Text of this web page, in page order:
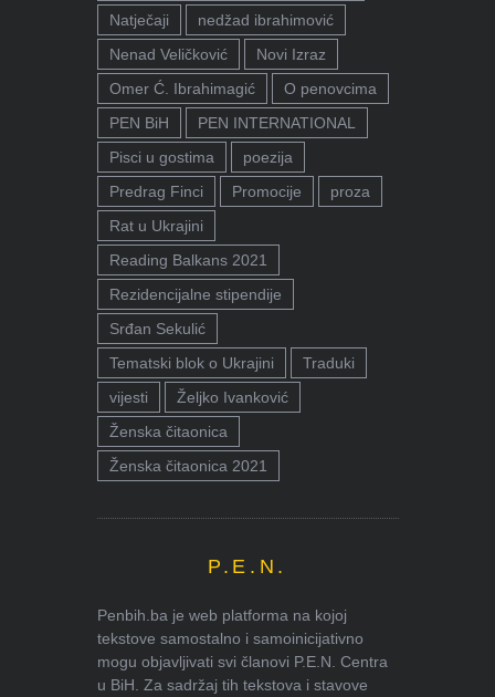
Natječaji
nedžad ibrahimović
Nenad Veličković
Novi Izraz
Omer Ć. Ibrahimagić
O penovcima
PEN BiH
PEN INTERNATIONAL
Pisci u gostima
poezija
Predrag Finci
Promocije
proza
Rat u Ukrajini
Reading Balkans 2021
Rezidencijalne stipendije
Srđan Sekulić
Tematski blok o Ukrajini
Traduki
vijesti
Željko Ivanković
Ženska čitaonica
Ženska čitaonica 2021
P.E.N.
Penbih.ba je web platforma na kojoj
tekstove samostalno i samoinicijativno
mogu objavljivati svi članovi P.E.N. Centra
u BiH. Za sadržaj tih tekstova i stavove